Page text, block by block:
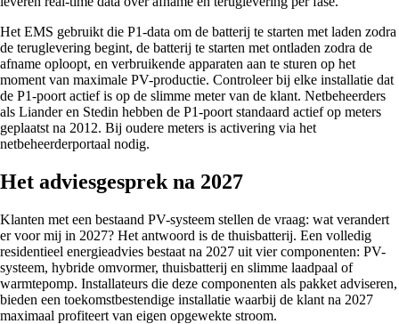
Het EMS gebruikt die P1-data om de batterij te starten met laden zodra
de teruglevering begint, de batterij te starten met ontladen zodra de
afname oploopt, en verbruikende apparaten aan te sturen op het
moment van maximale PV-productie. Controleer bij elke installatie dat
de P1-poort actief is op de slimme meter van de klant. Netbeheerders
als Liander en Stedin hebben de P1-poort standaard actief op meters
geplaatst na 2012. Bij oudere meters is activering via het
netbeheerderportaal nodig.
Het adviesgesprek na 2027
Klanten met een bestaand PV-systeem stellen de vraag: wat verandert
er voor mij in 2027? Het antwoord is de thuisbatterij. Een volledig
residentieel energieadvies bestaat na 2027 uit vier componenten: PV-
systeem, hybride omvormer, thuisbatterij en slimme laadpaal of
warmtepomp. Installateurs die deze componenten als pakket adviseren,
bieden een toekomstbestendige installatie waarbij de klant na 2027
maximaal profiteert van eigen opgewekte stroom.